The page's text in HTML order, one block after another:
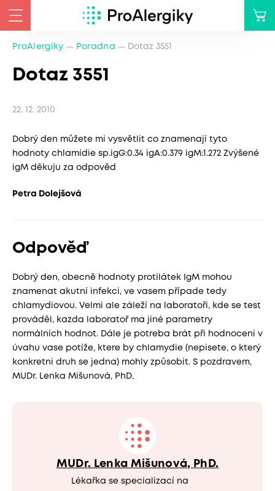
ProAlergiky Poradna Dotaz 3551
Dotaz 3551
22. 12. 2010
Dobrý den můžete mi vysvětlit co znamenají tyto
hodnoty chlamídie sp.igG:0.34 igA:0.379 igM:1.272 Zvýšené
igM děkuju za odpověd
Petra Dolejšová
Odpověď
Dobrý den, obecně hodnoty protilátek IgM mohou
znamenat akutní infekci, ve vasem případe tedy
chlamydiovou. Velmi ale záleží na laboratoři, kde se test
prováděl, kazda laboratoř ma jiné parametry
normálních hodnot. Dále je potreba brát při hodnoceni v
úvahu vase potíže, ktere by chlamydie (nepisete, o který
konkretni druh se jedna) mohly způsobit. S pozdravem,
MUDr. Lenka Mišunová, PhD.
MUDr. Lenka Mišunová, PhD.
Lékařka se specializací na